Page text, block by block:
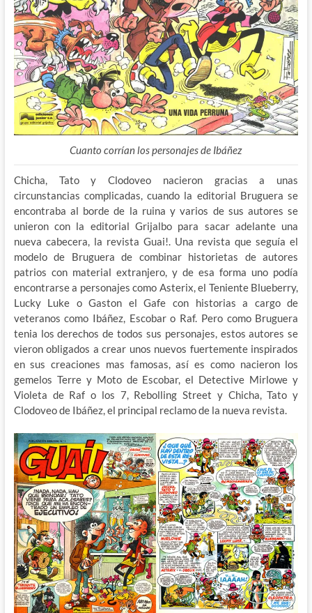
Cuanto corrían los personajes de Ibáñez
Chicha, Tato y Clodoveo nacieron gracias a unas
circunstancias complicadas, cuando la editorial Bruguera se
encontraba al borde de la ruina y varios de sus autores se
unieron con la editorial Grijalbo para sacar adelante una
nueva cabecera, la revista Guai!. Una revista que seguía el
modelo de Bruguera de combinar historietas de autores
patrios con material extranjero, y de esa forma uno podía
encontrarse a personajes como Asterix, el Teniente Blueberry,
Lucky Luke o Gaston el Gafe con historias a cargo de
veteranos como Ibáñez, Escobar o Raf. Pero como Bruguera
tenia los derechos de todos sus personajes, estos autores se
vieron obligados a crear unos nuevos fuertemente inspirados
en sus creaciones mas famosas, así es como nacieron los
gemelos Terre y Moto de Escobar, el Detective Mirlowe y
Violeta de Raf o los 7, Rebolling Street y Chicha, Tato y
Clodoveo de Ibáñez, el principal reclamo de la nueva revista.